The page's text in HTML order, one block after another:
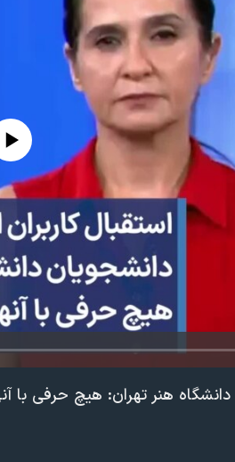
currently available
هنر تهران: هیچ حرفی با